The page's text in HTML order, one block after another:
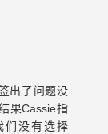
出了问题没
果Cassie指
们没有选择